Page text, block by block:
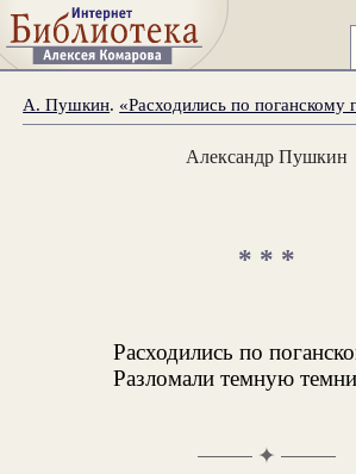
А. Пушкин. «Расходились по поганскому
Александр Пушкин
* * *
Расходились по
Разломали темную
✦